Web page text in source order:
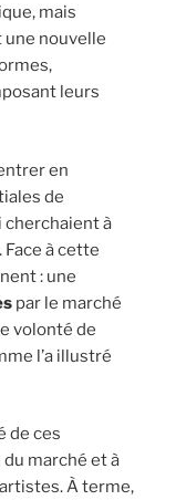
mais
nouvelle
leurs
en
de
cherchaient à
à cette
: une
par le marché
volonté de
l’a illustré
de ces
marché et à
À terme,